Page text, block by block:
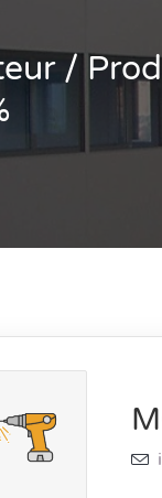
/